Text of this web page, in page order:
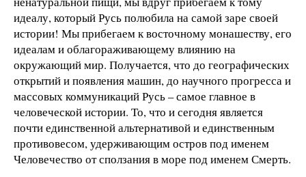
идеалу, который Русь полюбила на самой заре своей
истории! Мы прибегаем к восточному монашеству, его
идеалам и облагораживающему влиянию на
окружающий мир. Получается, что до географических
открытий и появления машин, до научного прогресса и
массовых коммуникаций Русь – самое главное в
человеческой истории. То, что и сегодня является
почти единственной альтернативой и единственным
противовесом, удерживающим остров под именем
Человечество от сползания в море под именем Смерть.